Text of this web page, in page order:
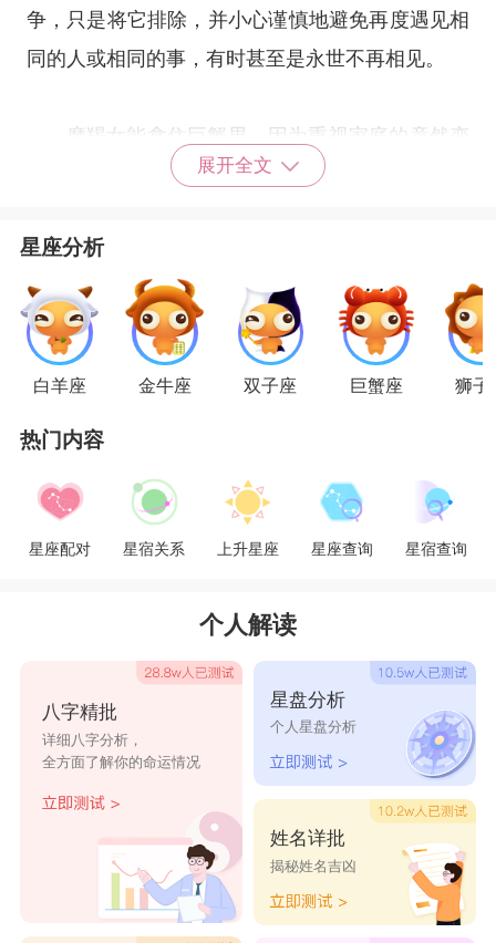
争，只是将它排除，并小心谨慎地避免再度遇见相
同的人或相同的事，有时甚至是永世不再相见。
摩羯女能拿住巨蟹男。因为重视家庭的竟然变
成了男人，而喜欢往外跑打拼事业的竟换成了女
当然彼此若能调适倒也不失为一种巧妙的结合，但
潜藏的问题在于魔羯女在外颐指气使惯了，回来对
待伴侣时不免如对待属下一般，到时候关系还是不
太好维持。
展开全文
星座分析
白羊座 金牛座 双子座 巨蟹座 狮子
热门内容
星座配对 星宿关系 上升星座 星座查询 星宿查询
个人解读
八字精批
详细八字分析，
全方面了解你的命运情况
星盘分析
个人星盘分析
姓名详批
揭秘姓名吉凶